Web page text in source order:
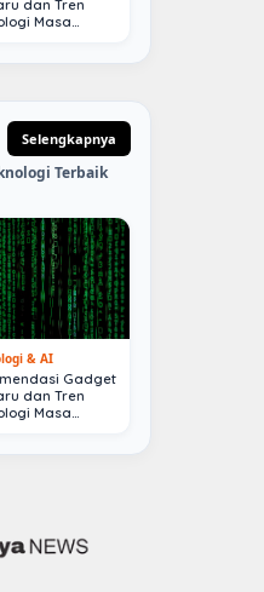
dan Tren
Masa
Selengkapnya
Terbaik
& AI
Gadget
dan Tren
Masa